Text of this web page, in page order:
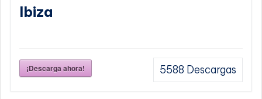
Ibiza
¡Descarga ahora! 5588 Descargas